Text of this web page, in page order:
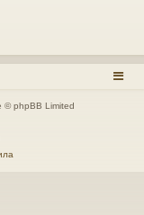
© phpBB Limited